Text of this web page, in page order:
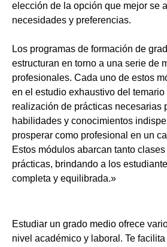
elección de la opción que mejor se
necesidades y preferencias.
Los programas de formación de
estructuran en torno a una serie de
profesionales. Cada uno de estos
en el estudio exhaustivo del
realización de prácticas necesarias
habilidades y conocimientos
prosperar como profesional en un
Estos módulos abarcan tanto
prácticas, brindando a los
completa y equilibrada.»
Estudiar un grado medio ofrece
nivel académico y laboral. Te